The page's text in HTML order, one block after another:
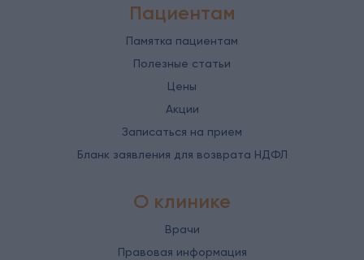
Пациентам
Памятка пациентам
Полезные статьи
Цены
Акции
Записаться на прием
Бланк заявления для возврата НДФЛ
О клинике
Врачи
Правовая информация